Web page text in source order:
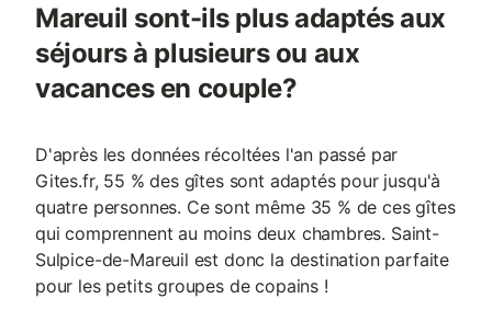
Mareuil sont-ils plus adaptés aux
séjours à plusieurs ou aux
vacances en couple?
D'après les données récoltées l'an passé par
Gites.fr, 55 % des gîtes sont adaptés pour jusqu'à
quatre personnes. Ce sont même 35 % de ces gîtes
qui comprennent au moins deux chambres. Saint-
Sulpice-de-Mareuil est donc la destination parfaite
pour les petits groupes de copains !